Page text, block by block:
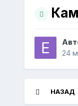
24
НАЗАД